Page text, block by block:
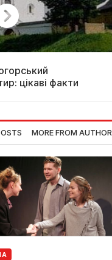
цікаві факти
MORE FROM AUTHOR